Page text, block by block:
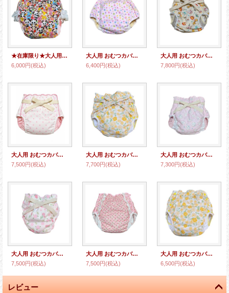
★在庫限り★大人用 おむつカバーパンダ動物柄ウレタン防水ピンク/レース付き(M、L)
6,000円(税込)
大人用 おむつカバー パンツタイプ 花柄
6,400円(税込)
大人用 おむつカバー動物柄ビニール防水腰紐付き
7,800円(税込)
大人用 おむつカバー水玉柄腰紐付きウレタン防水
7,500円(税込)
大人用 おむつカバー 黄色花柄 共布腰紐付き/在庫は5L
7,700円(税込)
大人用 おむつカバーうさぎ柄パイル防水腰紐付き（在庫：M´）
7,300円(税込)
大人用 おむつカバー うさぎさんとお花柄 腰紐付き(在庫：5Lのみ)
7,500円(税込)
大人用 おむつカバーいちご柄レース付きパイル防水
7,500円(税込)
大人用 おむつカバー黄色花柄パイル防水(在庫：M)
6,500円(税込)
レビュー